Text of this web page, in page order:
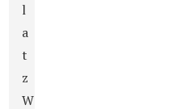
l
a
t
z
W